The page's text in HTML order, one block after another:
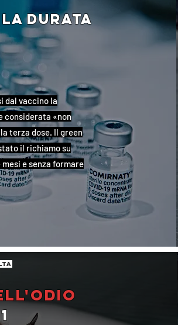
la durata
dal vaccino la
considerata «non
terza dose. Il green
il richiamo su
e senza formare